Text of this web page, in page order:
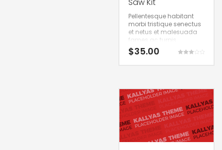
Pellentesque habitant
morbi tristique senectus
et netus et malesuada
fames ac turpis.
$35.00